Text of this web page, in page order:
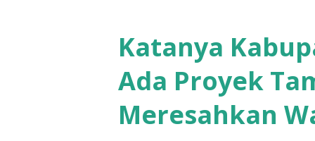
Kuningan Caang, yang
masyarakat. Namun, kondisi
ketidakberesan dalam
Katanya
Ada Proyek
Meresahkan